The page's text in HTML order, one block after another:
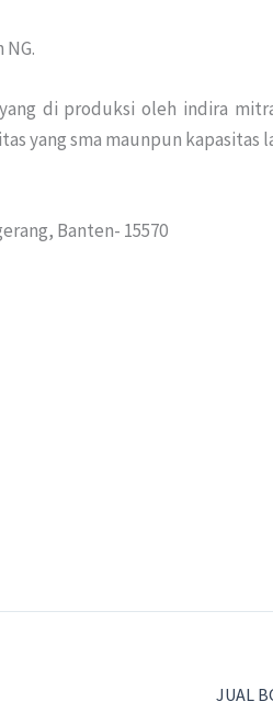
yang di produksi oleh indira
yang sma maunpun kapasitas
Banten- 15570
JUAL